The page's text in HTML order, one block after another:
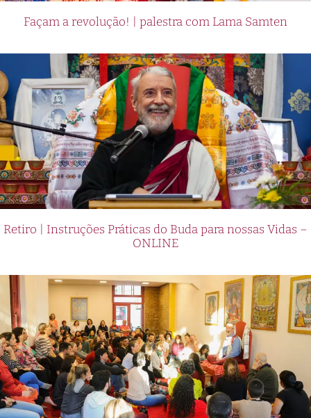
Façam a revolução! | palestra com Lama Samten
Retiro | Instruções Práticas do Buda para nossas Vidas –
ONLINE